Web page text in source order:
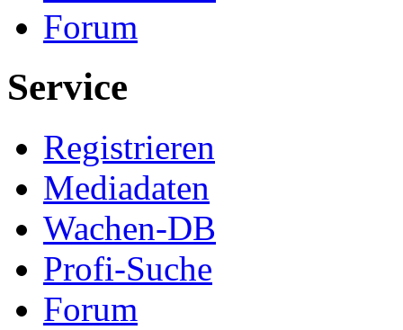
Forum
Service
Registrieren
Mediadaten
Wachen-DB
Profi-Suche
Forum